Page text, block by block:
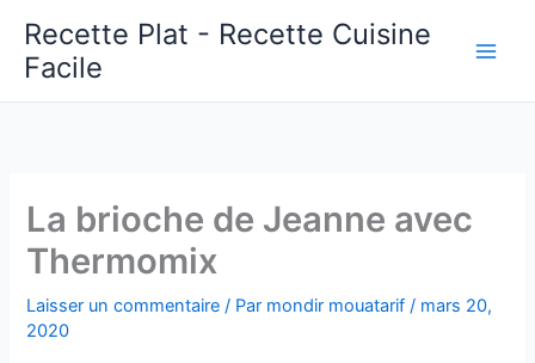
contenu
Recette Plat - Recette Cuisine
Facile
La brioche de Jeanne avec
Thermomix
Laisser un commentaire / Par mondir mouatarif/ mars 20,
2020